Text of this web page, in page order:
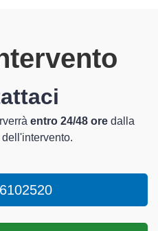
entro 24/48 ore dalla